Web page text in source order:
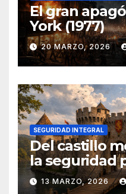
El gran
York (1977)
20 MARZO, 2026
SEGURIDAD INTEGRAL
Del castillo
la seguridad
13 MARZO, 2026